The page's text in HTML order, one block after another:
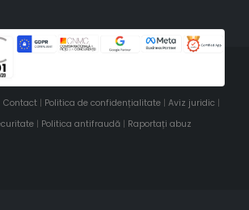
Contact | Politica de confidențialitate| Aviz juridic|
| Politica antifraudă| Raportați abuz